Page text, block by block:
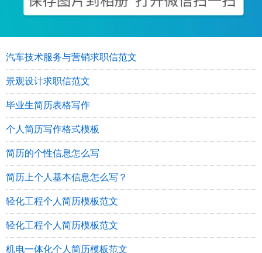
汽车技术服务与营销求职信范文
景观设计求职信范文
毕业生简历表格写作
个人简历写作格式模板
简历的个性信息怎么写
简历上个人基本信息怎么写？
轻化工程个人简历模板范文
轻化工程个人简历模板范文
机电一体化个人简历模板范文